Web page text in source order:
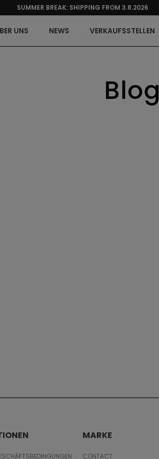
SUMMER BREAK: SHIPPING FROM 3.8.2026
UNS NEWS VERKAUFSSTELLEN
Blog
MARKE
CONTACT